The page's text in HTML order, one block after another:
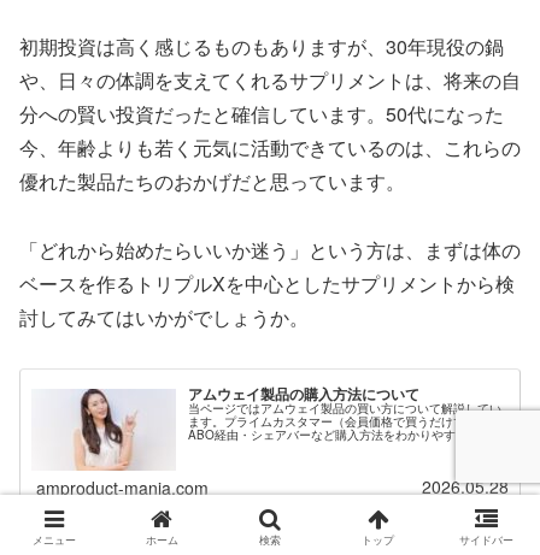
初期投資は高く感じるものもありますが、30年現役の鍋
や、日々の体調を支えてくれるサプリメントは、将来の自
分への賢い投資だったと確信しています。50代になった
今、年齢よりも若く元気に活動できているのは、これらの
優れた製品たちのおかげだと思っています。
「どれから始めたらいいか迷う」という方は、まずは体の
ベースを作るトリプルXを中心としたサプリメントから検
討してみてはいかがでしょうか。
アムウェイ製品の購入方法について
当ページではアムウェイ製品の買い方について解説してい
ます。プライムカスタマー（会員価格で買うだけでOK）・
ABO経由・シェアバーなど購入方法をわかりやすく解説。
会員登録希望なのに紹介者がいない方は当サイトからご紹
amproduct-mania.com 2026.05.28
メニュー ホーム 検索 トップ サイドバー